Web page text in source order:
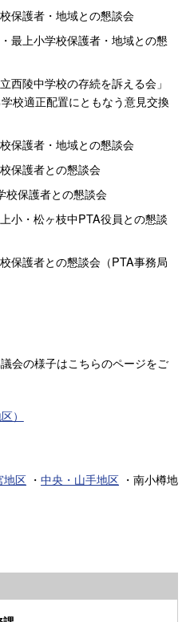
保護者・地域との懇談会
最上小学校保護者・地域との懇
西陵中学校の存続を訴える会」
校適正配置にともなう意見交換
保護者・地域との懇談会
保護者との懇談会
校保護者との懇談会
小・松ヶ枝中PTA役員との懇談
保護者との懇談会（PTA事務局
会の様子はこちらのページをご
）
地区 ・ 中央・山手地区 ・南小樽地